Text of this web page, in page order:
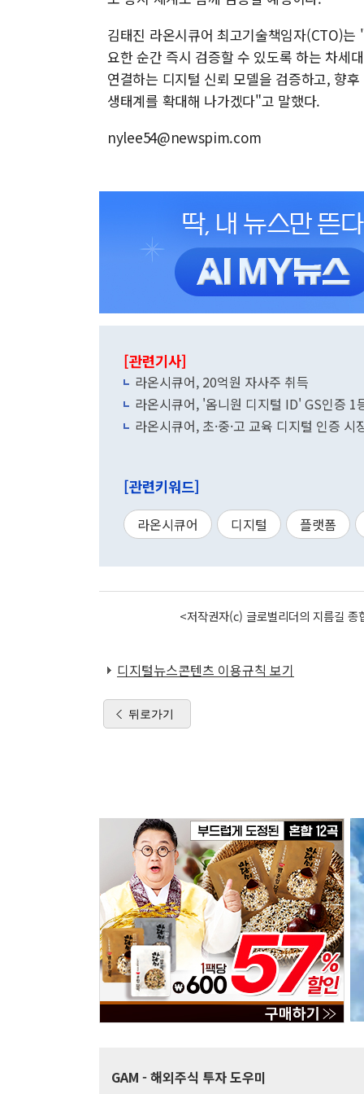
김태진 라온시큐어 최고기술책임자(CTO)
요한 순간 즉시 검증할 수 있도록 하는 차세
연결하는 디지털 신뢰 모델을 검증하고, 향
생태계를 확대해 나가겠다"고 말했다.
nylee54@newspim.com
[관련기사]
라온시큐어, 20억원 자사주 취득
라온시큐어, '옴니원 디지털 ID' GS인증 1
라온시큐어, 초·중·고 교육 디지털 인증
[관련키워드]
라온시큐어 디지털 플랫폼
<저작권자(c) 글로벌리더의 지름길
디지털뉴스콘텐츠 이용규칙 보기
뒤로가기
GAM - 해외주식 투자 도우미